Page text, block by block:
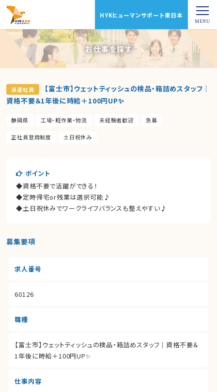
HYKヒューマンサポート東日本
お仕事を探す
派遣社員
【富士市】ウェットティッシュの検品・箱詰めスタッフ｜
資格不要＆1年後に時給＋100円UP✨
静岡県 工場・軽作業・物流 未経験者歓迎 急募
正社員登用制度 土日祝休み
ポイント
◆資格不要で活躍ができる！
◆定時帰宅or残業は選択可能♪
◆土日祝休みでワークライフバランスも整えやすい♪
募集要項
求人番号
60126
職種
【富士市】ウェットティッシュの検品・箱詰めスタッフ｜資格不要＆
1年後に時給＋100円UP✨
仕事内容